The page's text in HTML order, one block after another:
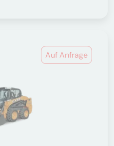
Auf Anfrage